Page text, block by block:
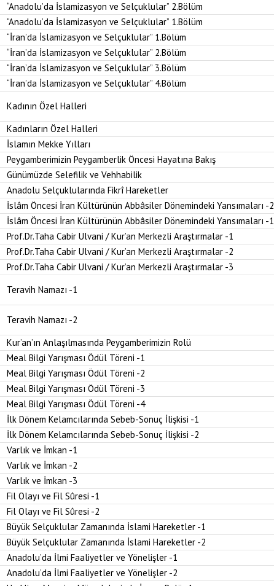
“Anadolu’da İslamizasyon ve Selçuklular” 2.Bölüm
“Anadolu’da İslamizasyon ve Selçuklular” 1.Bölüm
“İran’da İslamizasyon ve Selçuklular” 1.Bölüm
“İran’da İslamizasyon ve Selçuklular” 2.Bölüm
“İran’da İslamizasyon ve Selçuklular” 3.Bölüm
“İran’da İslamizasyon ve Selçuklular” 4.Bölüm
Kadının Özel Halleri
Kadınların Özel Halleri
İslamın Mekke Yılları
Peygamberimizin Peygamberlik Öncesi Hayatına Bakış
Günümüzde Selefilik ve Vehhabilik
Anadolu Selçuklularında Fikrî Hareketler
İslâm Öncesi İran Kültürünün Abbâsiler Dönemindeki Yansımaları -2
İslâm Öncesi İran Kültürünün Abbâsiler Dönemindeki Yansımaları -1
Prof.Dr.Taha Cabir Ulvani / Kur’an Merkezli Araştırmalar -1
Prof.Dr.Taha Cabir Ulvani / Kur’an Merkezli Araştırmalar -2
Prof.Dr.Taha Cabir Ulvani / Kur’an Merkezli Araştırmalar -3
Teravih Namazı -1
Teravih Namazı -2
Kur’an’ın Anlaşılmasında Peygamberimizin Rolü
Meal Bilgi Yarışması Ödül Töreni -1
Meal Bilgi Yarışması Ödül Töreni -2
Meal Bilgi Yarışması Ödül Töreni -3
Meal Bilgi Yarışması Ödül Töreni -4
İlk Dönem Kelamcılarında Sebeb-Sonuç İlişkisi -1
İlk Dönem Kelamcılarında Sebeb-Sonuç İlişkisi -2
Varlık ve İmkan -1
Varlık ve İmkan -2
Varlık ve İmkan -3
Fil Olayı ve Fil Sûresi -1
Fil Olayı ve Fil Sûresi -2
Büyük Selçuklular Zamanında İslami Hareketler -1
Büyük Selçuklular Zamanında İslami Hareketler -2
Anadolu’da İlmi Faaliyetler ve Yönelişler -1
Anadolu’da İlmi Faaliyetler ve Yönelişler -2